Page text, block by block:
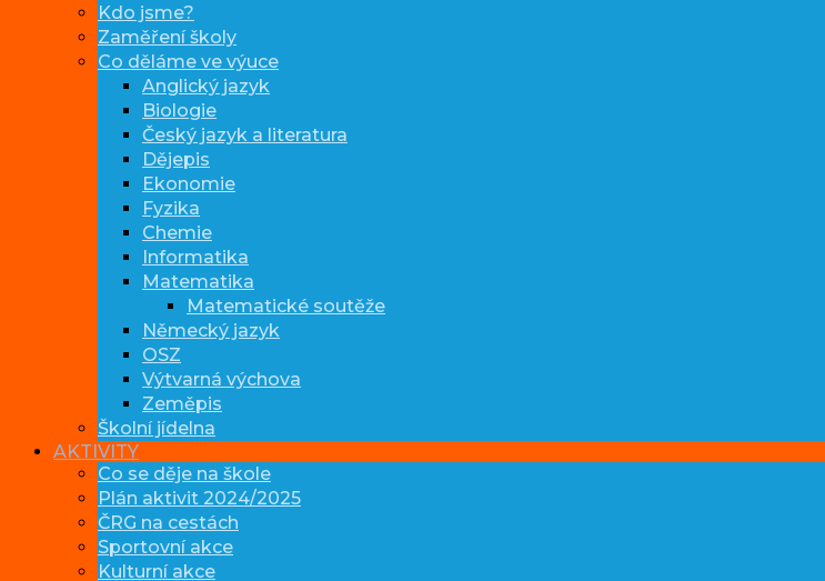
Kdo jsme?
Zaměření školy
Co děláme ve výuce
Anglický jazyk
Biologie
Český jazyk a literatura
Dějepis
Ekonomie
Fyzika
Chemie
Informatika
Matematika
Matematické soutěže
Německý jazyk
OSZ
Výtvarná výchova
Zeměpis
Školní jídelna
AKTIVITY
Co se děje na škole
Plán aktivit 2024/2025
ČRG na cestách
Sportovní akce
Kulturní akce